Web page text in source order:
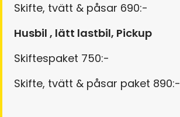
Skifte, tvätt & påsar 690:-
Husbil , lätt lastbil, Pickup
Skiftespaket 750:-
Skifte, tvätt & påsar paket 890:-